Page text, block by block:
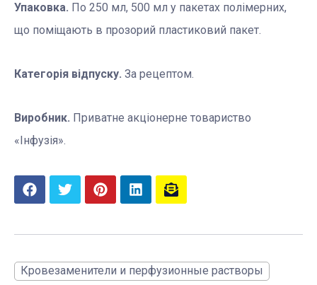
Упаковка. По 250 мл, 500 мл у пакетах полімерних,
що поміщають в прозорий пластиковий пакет.
Категорія відпуску. За рецептом.
Виробник. Приватне акціонерне товариство
«Інфузія».
Кровезаменители и перфузионные растворы